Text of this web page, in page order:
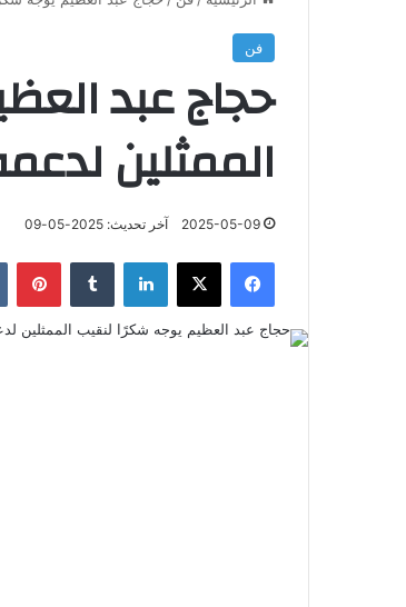
فن
حجاج عبد
الممثلين
2025-05-09 آخر تحديث: 2025-05-09
فيسبوك لينكدإن بينتيريست